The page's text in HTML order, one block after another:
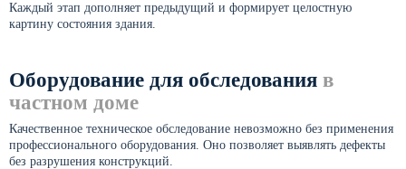
Каждый этап дополняет предыдущий и формирует целостную
картину состояния здания.
Оборудование для обследования в
частном доме
Качественное техническое обследование невозможно без применения
профессионального оборудования. Оно позволяет выявлять дефекты
без разрушения конструкций.